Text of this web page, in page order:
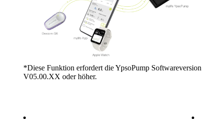
*Diese Funktion erfordert die YpsoPump Softwareversion
V05.00.XX oder höher.